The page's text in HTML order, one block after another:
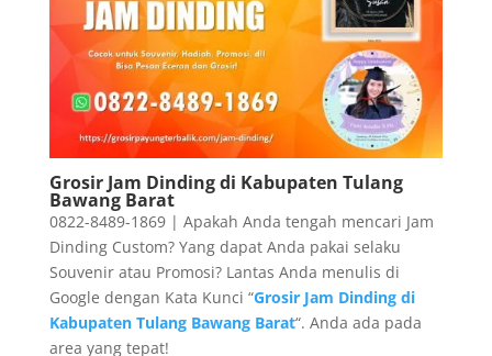
Grosir Jam Dinding di Kabupaten Tulang
Bawang Barat
0822-8489-1869 | Apakah Anda tengah mencari Jam
Dinding Custom? Yang dapat Anda pakai selaku
Souvenir atau Promosi? Lantas Anda menulis di
Google dengan Kata Kunci “Grosir Jam Dinding di
Kabupaten Tulang Bawang Barat“. Anda ada pada
area yang tepat!